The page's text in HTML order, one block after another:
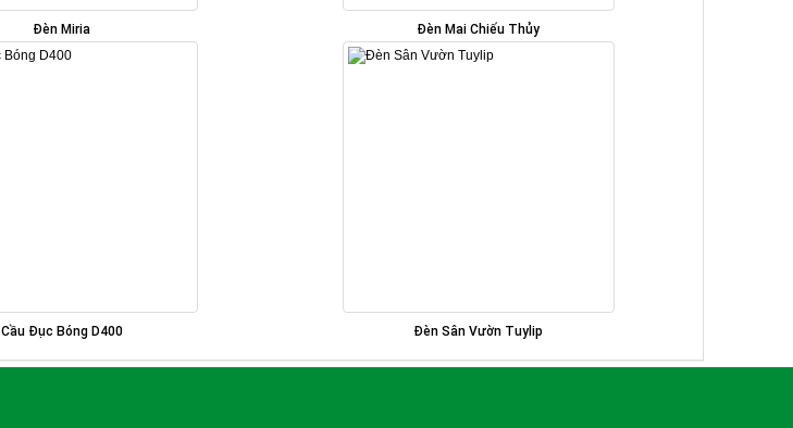
Đèn Miria Đèn Mai Chiếu Thủy
Cầu Đục Bóng D400 Đèn Sân Vườn Tuylip